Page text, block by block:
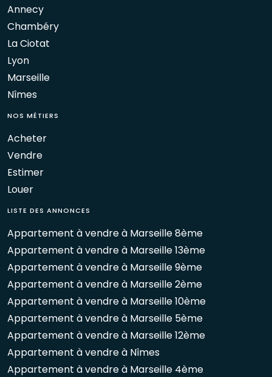
Annecy
Chambéry
La Ciotat
Lyon
Marseille
Nîmes
NOS MÉTIERS
Acheter
Vendre
Estimer
Louer
LISTE DES ANNONCES
Appartement à vendre à Marseille 8ème
Appartement à vendre à Marseille 13ème
Appartement à vendre à Marseille 9ème
Appartement à vendre à Marseille 2ème
Appartement à vendre à Marseille 10ème
Appartement à vendre à Marseille 5ème
Appartement à vendre à Marseille 12ème
Appartement à vendre à Nîmes
Appartement à vendre à Marseille 4ème